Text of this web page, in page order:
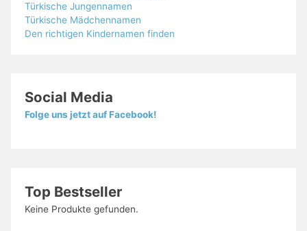
Türkische Jungennamen
Türkische Mädchennamen
Den richtigen Kindernamen finden
Social Media
Folge uns jetzt auf Facebook!
Top Bestseller
Keine Produkte gefunden.